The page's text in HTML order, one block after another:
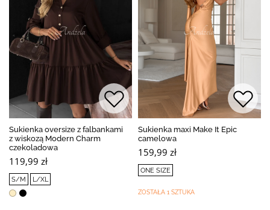
Sukienka oversize z falbankami
z wiskozą Modern Charm
czekoladowa
119,99 zł
S/M L/XL
Sukienka maxi Make It Epic
camelowa
159,99 zł
ONE SIZE
ZOSTAŁA 1 SZTUKA